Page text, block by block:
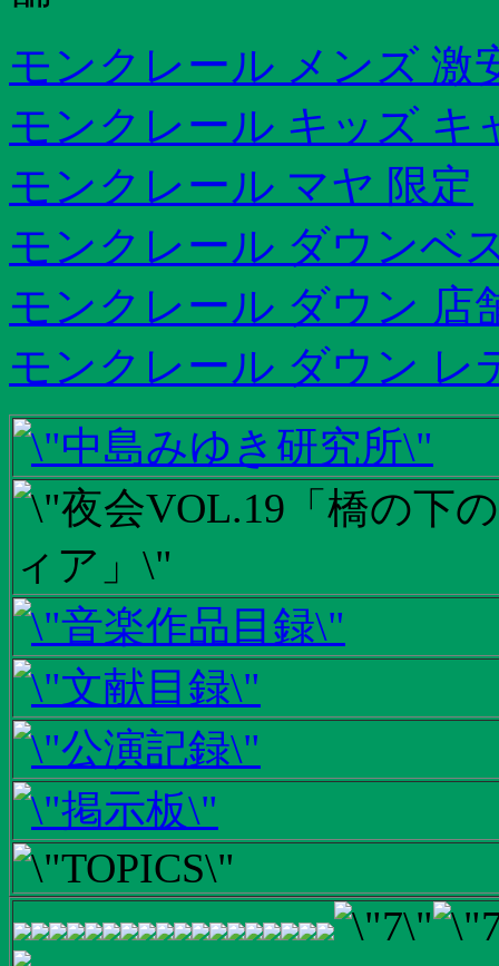
モンクレール メンズ 激
モンクレール キッズ キ
モンクレール マヤ 限定
モンクレール ダウンベ
モンクレール ダウン 店
モンクレール ダウン レ